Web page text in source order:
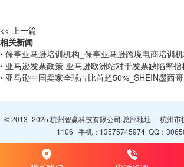
<< 上一篇
相关新闻
• 保亭亚马逊培训机构_保亭亚马逊跨境电商培训
• 亚马逊发票政策-亚马逊欧洲站对于发票缺陷率
• 亚马逊中国卖家全球占比首超50%_SHEIN墨西
© 2013- 2025 杭州智赢科技有限公司 总部地址： 杭州
1106 手机： 13575745974 QQ：